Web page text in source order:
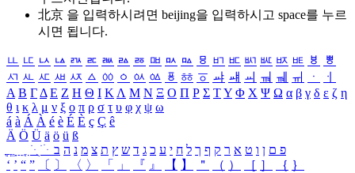
北京 을 입력하시려면 beijing을 입력하시고 space를 누르
시면 됩니다.
ㅥ ㅦ ㅧ ㅨ ㅩ ㅪ ㅫ ㅬ ㅭ ㅮ ㅯ ㅰ ㅱ ㅲ ㅳ ㅴ ㅵ ㅶ ㅷ ㅸ
ㅹ
ㅺ ㅻ ㅼ ㅽ ㅾ ㅿ ㆀ ㆁ ㆂ ㆃ ㆄ ㆅ ㆆ ㆇ ㆈ ㆉ ㆊ ㆋ ㆌ ㆍ
ㆎ
Α Β ΓΔ Ε Ζ Η Θ Ι ΚΛ Μ Ν Ξ Ο Π Ρ Σ ΤΥ Φ Χ Ψ Ω α β γ δ ε ζ η
θ ι κ λ μ ν ξ ο π ρ σ τ υ φ χ ψ ω
á à Á À é è É È ç Ç ê
Ä Ö Ü ä ö ü ß
ִֶֹ ֻּ ׁׂ פ ם ן ו ט א ר ק ף ך ל ח י ע כ ג ד ש ץ ת צ מ נ ה ב
‘ ’ “ ” 〔 〕 〈 〉 「 」 『 』 【 】 ＂ （ ） ［ ］ ｛ ｝